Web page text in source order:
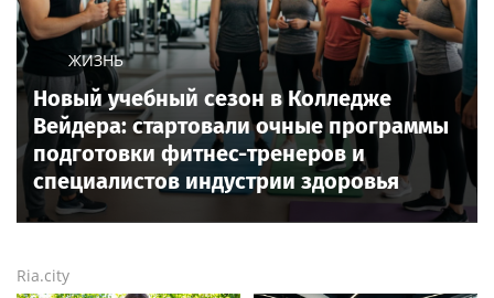
ЖИЗНЬ
Новый учебный сезон в Колледже
Вейдера: стартовали очные программы
подготовки фитнес-тренеров и
специалистов индустрии здоровья
Ria.city